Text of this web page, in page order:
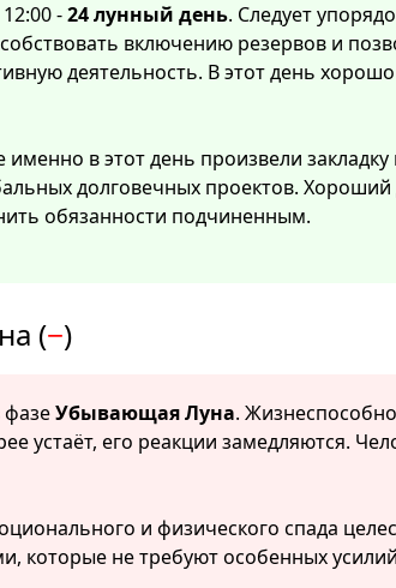
-24 лунный день. Следует
включению резервов и
деятельность. В этот день
именно в этот день произвели
долговечных проектов.
обязанности подчиненным.
(−)
фазеУбывающая Луна.
устаёт, его реакции замедляются.
и физического спада
которые не требуют особенных